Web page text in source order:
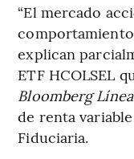
“El mercado
explican
ETF HCOLSEL
Bloomberg Línea
de renta
Fiduciaria.